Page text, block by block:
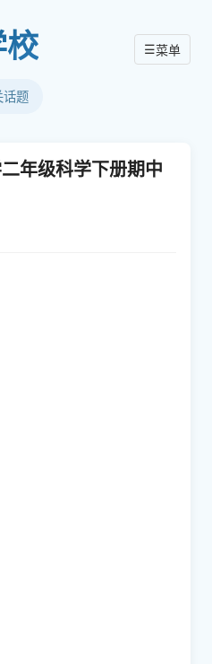
话题
☰菜单
年级科学下册期中